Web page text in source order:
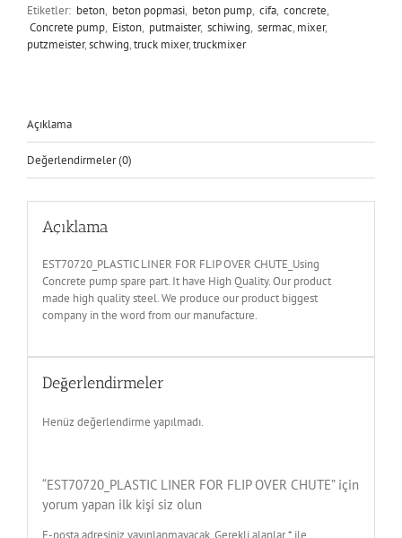
Etiketler: beton, beton popmasi, beton pump, cifa, concrete,
Concrete pump, Eiston, putmaister, schiwing, sermac, mixer,
putzmeister,schwing,truck mixer,truckmixer
Açıklama
Değerlendirmeler (0)
Açıklama
EST70720_PLASTIC LINER FOR FLIP OVER CHUTE_Using
Concrete pump spare part. It have High Quality. Our product
made high quality steel. We produce our product biggest
company in the word from our manufacture.
Değerlendirmeler
Henüz değerlendirme yapılmadı.
“EST70720_PLASTIC LINER FOR FLIP OVER CHUTE” için
yorum yapan ilk kişi siz olun